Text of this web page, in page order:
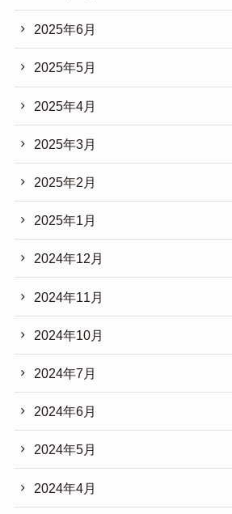
2025年6月
2025年5月
2025年4月
2025年3月
2025年2月
2025年1月
2024年12月
2024年11月
2024年10月
2024年7月
2024年6月
2024年5月
2024年4月